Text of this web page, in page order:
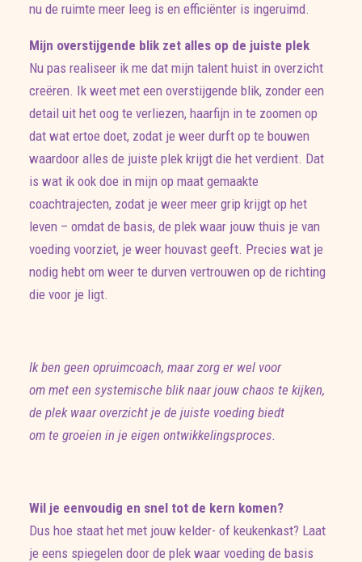
nu de ruimte meer leeg is en efficiënter is ingeruimd.
Mijn overstijgende blik zet alles op de juiste plek
Nu pas realiseer ik me dat mijn talent huist in overzicht
creëren. Ik weet met een overstijgende blik, zonder een
detail uit het oog te verliezen, haarfijn in te zoomen op
dat wat ertoe doet, zodat je weer durft op te bouwen
waardoor alles de juiste plek krijgt die het verdient. Dat
is wat ik ook doe in mijn op maat gemaakte
coachtrajecten, zodat je weer meer grip krijgt op het
leven – omdat de basis, de plek waar jouw thuis je van
voeding voorziet, je weer houvast geeft. Precies wat je
nodig hebt om weer te durven vertrouwen op de richting
die voor je ligt.
Ik ben geen opruimcoach, maar zorg er wel voor
om met een systemische blik naar jouw chaos te kijken,
de plek waar overzicht je de juiste voeding biedt
om te groeien in je eigen ontwikkelingsproces.
Wil je eenvoudig en snel tot de kern komen?
Dus hoe staat het met jouw kelder- of keukenkast? Laat
je eens spiegelen door de plek waar voeding de basis